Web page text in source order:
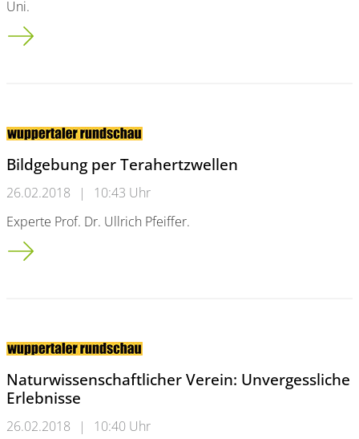
Uni.
Erdgas durch Synthesegas ersetzen
Bildgebung per Terahertzwellen
26.02.2018 |
10:43 Uhr
Experte Prof. Dr. Ullrich Pfeiffer.
Bildgebung per Terahertzwellen
Naturwissenschaftlicher Verein: Unvergessliche
Erlebnisse
26.02.2018 |
10:40 Uhr